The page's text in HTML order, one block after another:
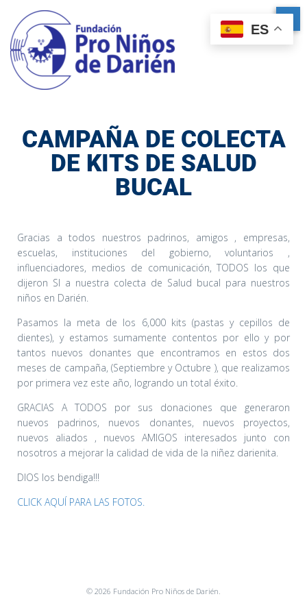
CAMPAÑA DE COLECTA
DE KITS DE SALUD
BUCAL
Gracias a todos nuestros padrinos, amigos , empresas,
escuelas, instituciones del gobierno, voluntarios ,
influenciadores, medios de comunicación, TODOS los que
dijeron SI a nuestra colecta de Salud bucal para nuestros
niños en Darién.
Pasamos la meta de los 6,000 kits (pastas y cepillos de
dientes), y estamos sumamente contentos por ello y por
tantos nuevos donantes que encontramos en estos dos
meses de campaña, (Septiembre y Octubre ), que realizamos
por primera vez este año, logrando un total éxito.
GRACIAS A TODOS por sus donaciones que generaron
nuevos padrinos, nuevos donantes, nuevos proyectos,
nuevos aliados , nuevos AMIGOS interesados junto con
nosotros a mejorar la calidad de vida de la niñez darienita.
DIOS los bendiga!!!
CLICK AQUÍ PARA LAS FOTOS.
© 2026 Fundación Pro Niños de Darién.
ES